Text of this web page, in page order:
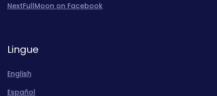
NextFullMoon on Facebook
Lingue
English
Español